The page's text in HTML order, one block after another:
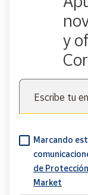
y
Escribe tu
Marcando
de
Market